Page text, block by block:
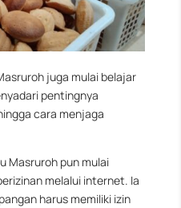
juga mulai belajar
pentingnya
cara menjaga
Masruroh pun mulai
melalui internet. Ia
harus memiliki izin